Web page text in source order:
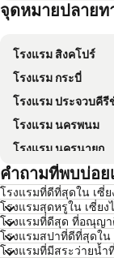
โรงแรม เกาะฟุก๊ว
จุดหมายปลายท
โรงแรม สิงคโปร์
โรงแรม กระบี่
โรงแรม ประจวบคี
โรงแรม นครพนม
โรงแรม นครนายก
โรงแรม เกาะล้าน
โรงแรม ระยอง
โรงแรม สระบุรี
โรงแรม หาดป่าตอง
คำถามที่พบบ่อย
โรงแรมที่ดีที่สุดใน เซี่ย
โรงแรมสุดหรูใน เซี่ยง
โรงแรมที่ดีสุด ที่อณุญา
โรงแรมสปาที่ดีที่สุดใน
โรงแรมที่มีสระว่ายน้ำ